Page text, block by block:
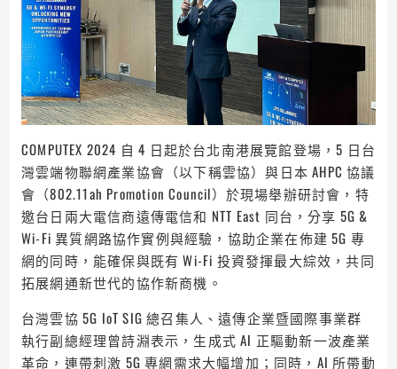
COMPUTEX 2024 自 4 日起於台北南港展覽館登場，5 日台
灣雲端物聯網產業協會（以下稱雲協）與日本 AHPC 協議
會（802.11ah Promotion Council）於現場舉辦研討會，特
邀台日兩大電信商遠傳電信和 NTT East 同台，分享 5G &
Wi-Fi 異質網路協作實例與經驗，協助企業在佈建 5G 專
網的同時，能確保與既有 Wi-Fi 投資發揮最大綜效，共同
拓展網通新世代的協作新商機。
台灣雲協 5G IoT SIG 總召集人、遠傳企業暨國際事業群
執行副總經理曾詩淵表示，生成式 AI 正驅動新一波產業
革命，連帶刺激 5G 專網需求大幅增加；同時，AI 所帶動